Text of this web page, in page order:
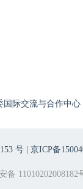
国际交流与合作中心
号 | 京ICP备
备 11010202008182